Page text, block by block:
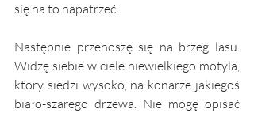
się na to napatrzeć.
Następnie przenoszę się na brzeg lasu.
Widzę siebie w ciele niewielkiego motyla,
który siedzi wysoko, na konarze jakiegoś
biało-szarego drzewa. Nie mogę opisać